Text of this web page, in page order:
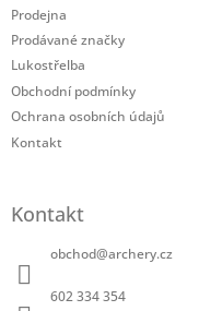
Prodejna
Prodávané značky
Lukostřelba
Obchodní podmínky
Ochrana osobních údajů
Kontakt
Kontakt
obchod@archery.cz
602 334 354